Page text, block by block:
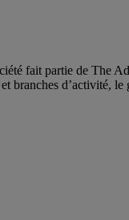
fait partie de The
branches d’activité,